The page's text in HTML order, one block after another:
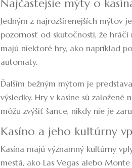
Najčastejšie mýty o
Jedným z najrozšírenejších mýtov
pozornosť od skutočnosti, že
majú niektoré hry, ako napríklad
automaty.
Ďalším bežným mýtom je
výsledky. Hry v kasíne sú
môžu zvýšiť šance, nikdy nie je
Kasíno a jeho kultúrny
Kasína majú významný kultúrny
mestá, ako Las Vegas alebo